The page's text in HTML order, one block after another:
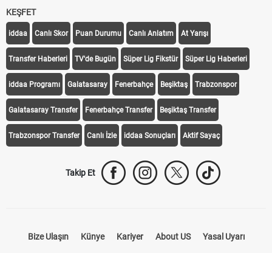
KEŞFET
iddaa Canlı Skor Puan Durumu Canlı Anlatım At Yarışı
Transfer Haberleri TV'de Bugün Süper Lig Fikstür Süper Lig Haberleri
iddaa Programı Galatasaray Fenerbahçe Beşiktaş Trabzonspor
Galatasaray Transfer Fenerbahçe Transfer Beşiktaş Transfer
Trabzonspor Transfer Canlı İzle iddaa Sonuçları Aktif Sayaç
Takip Et
Bize Ulaşın Künye Kariyer About US Yasal Uyarı